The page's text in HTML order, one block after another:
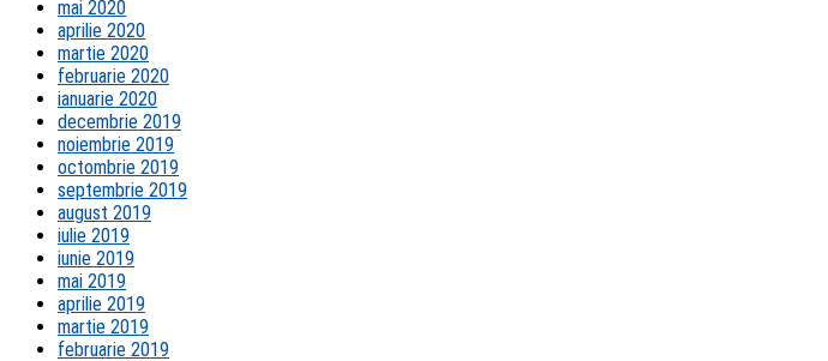
mai 2020
aprilie 2020
martie 2020
februarie 2020
ianuarie 2020
decembrie 2019
noiembrie 2019
octombrie 2019
septembrie 2019
august 2019
iulie 2019
iunie 2019
mai 2019
aprilie 2019
martie 2019
februarie 2019